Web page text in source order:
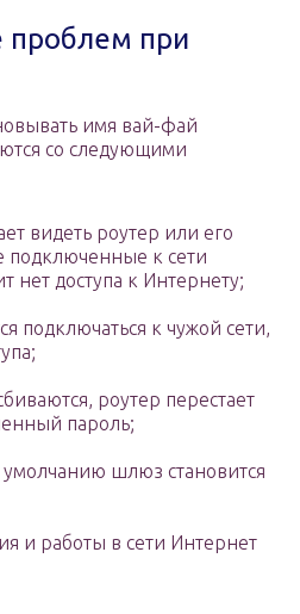
проблем при
имя вай-фай
со следующими
видеть роутер или его
подключенные к сети
нет доступа к Интернету;
подключаться к чужой сети,
роутер перестает
пароль;
шлюз становится
и работы в сети Интернет